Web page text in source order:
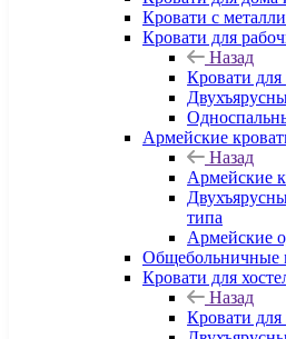
Кровати с
Кровати для
Назад
Кровати для
Армейские
Назад
Армейские
типа
Армейские
Общебольничные
Кровати для
Назад
Кровати для